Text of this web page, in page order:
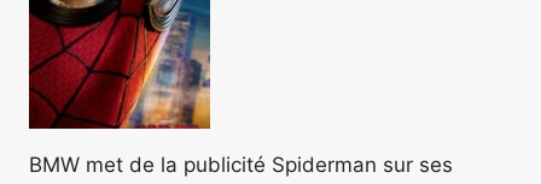
BMW met de la publicité Spiderman sur ses